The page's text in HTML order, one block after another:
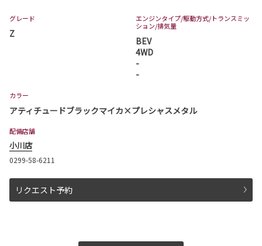
ヴェルファイア 一部改良
ヴェルファイアが一部改良となりました。
詳しくはこちら
2026-06-03
アルファード 一部改良
グレード
Z
エンジンタイプ/駆動方式/トランスミッ
ション/排気量
BEV
4WD
-
-
カラー
アティチュードブラックマイカ×プレシャスメタル
配備店舗
小川店
0299-58-6211
リクエスト予約